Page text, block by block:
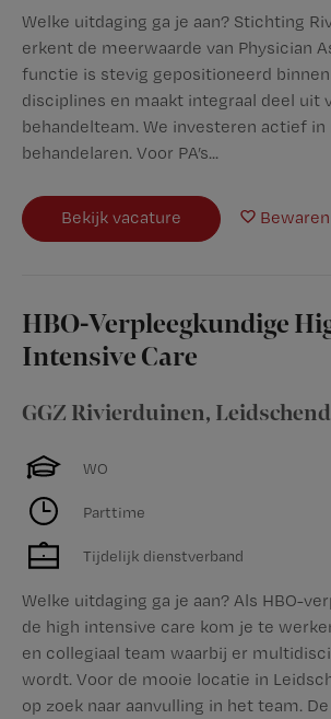
Welke uitdaging ga je aan? Stichting
erkent de meerwaarde van Physician
functie is stevig gepositioneerd
disciplines en maakt integraal deel uit
behandelteam. We investeren actief in
behandelaren. Voor PA’s...
Bekijk vacature Bewaren
HBO-Verpleegkundige
Intensive Care
GGZ Rivierduinen,
WO
Parttime
Tijdelijk dienstverband
Welke uitdaging ga je aan? Als HBO-
de high intensive care kom je te
en collegiaal team waarbij er
wordt. Voor de mooie locatie in
op zoek naar aanvulling in het team.